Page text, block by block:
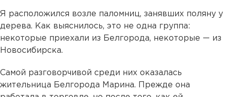
Я расположился возле паломниц, занявших поляну у
дерева. Как выяснилось, это не одна группа:
некоторые приехали из Белгорода, некоторые — из
Новосибирска.
Самой разговорчивой среди них оказалась
жительница Белгорода Марина. Прежде она